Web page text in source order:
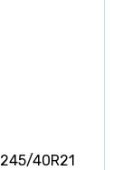
245/40R21